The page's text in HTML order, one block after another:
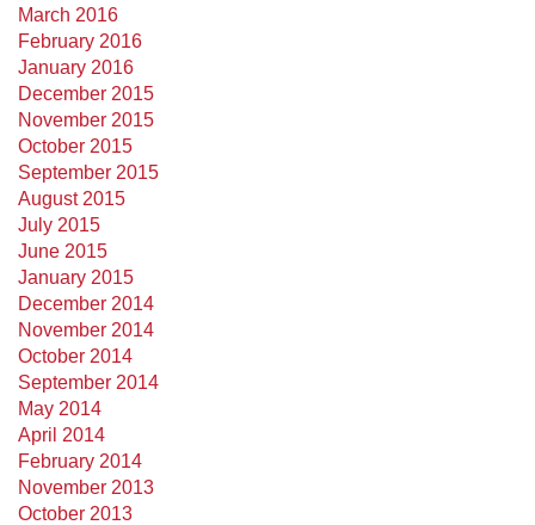
March 2016
February 2016
January 2016
December 2015
November 2015
October 2015
September 2015
August 2015
July 2015
June 2015
January 2015
December 2014
November 2014
October 2014
September 2014
May 2014
April 2014
February 2014
November 2013
October 2013